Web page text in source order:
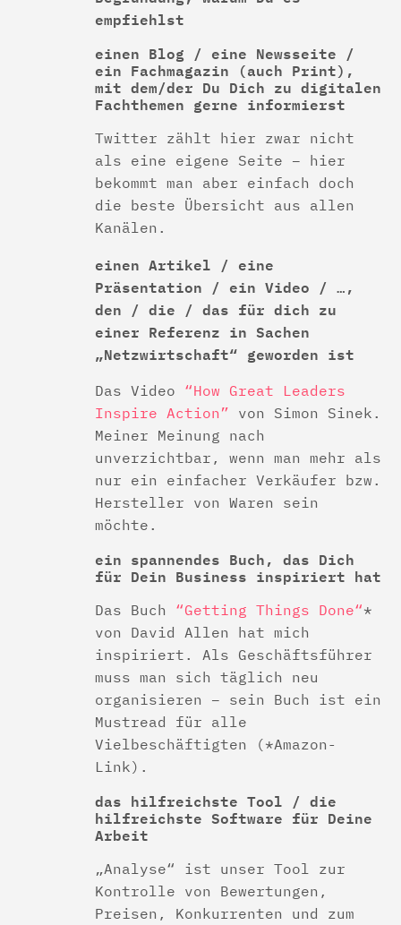
empfiehlst
einen Blog / eine Newsseite /
ein Fachmagazin (auch Print),
mit dem/der Du Dich zu digitalen
Fachthemen gerne informierst
Twitter zählt hier zwar nicht
als eine eigene Seite – hier
bekommt man aber einfach doch
die beste Übersicht aus allen
Kanälen.
einen Artikel / eine
Präsentation / ein Video / …,
den / die / das für dich zu
einer Referenz in Sachen
„Netzwirtschaft“ geworden ist
Das Video “How Great Leaders
Inspire Action” von Simon Sinek.
Meiner Meinung nach
unverzichtbar, wenn man mehr als
nur ein einfacher Verkäufer bzw.
Hersteller von Waren sein
möchte.
ein spannendes Buch, das Dich
für Dein Business inspiriert hat
Das Buch “Getting Things Done“*
von David Allen hat mich
inspiriert. Als Geschäftsführer
muss man sich täglich neu
organisieren – sein Buch ist ein
Mustread für alle
Vielbeschäftigten (*Amazon-
Link).
das hilfreichste Tool / die
hilfreichste Software für Deine
Arbeit
„Analyse“ ist unser Tool zur
Kontrolle von Bewertungen,
Preisen, Konkurrenten und zum